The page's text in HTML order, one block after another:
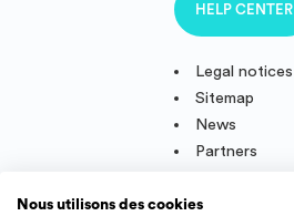
Legal notices
Sitemap
News
Partners
HELP CENTER
Nous utilisons des cookies